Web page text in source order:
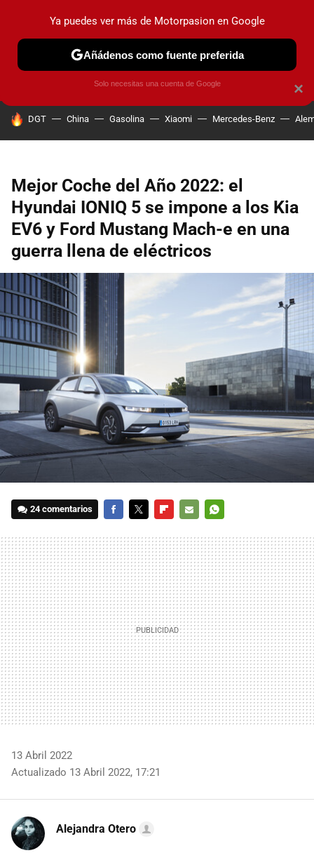
PRUEBAS COCHES ELÉCTRICOS OBSERVATORIO
HOY SE HABLA DE
DGT China Gasolina Xiaomi Mercedes-Benz
Mejor Coche del Año 2022: el
Hyundai IONIQ 5 se impone a los Kia
EV6 y Ford Mustang Mach-e en una
guerra llena de eléctricos
24 comentarios
MAIL
13 Abril 2022
Actualizado 13 Abril 2022, 17:21
Alejandra Otero
×
Ya puedes ver más de Motorpasion en Google
Añádenos como fuente preferida
Solo necesitas una cuenta de Google